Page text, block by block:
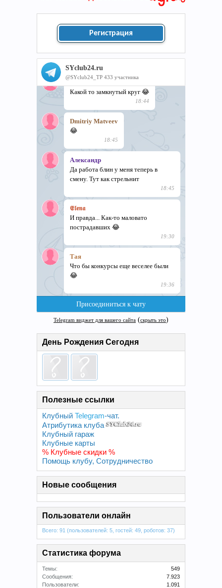
Регистрация
День Рождения Сегодня
Полезные ссылки
Клубный Telegram-чат.
Атрибутика клуба
Клубный гараж
Клубные карты
% Клубные скидки %
Помощь клубу, Сотрудничество
Новые сообщения
Пользователи онлайн
Всего: 91 (пользователей: 5, гостей: 49, роботов: 37)
Статистика форума
Темы:
549
Сообщения:
7.923
Пользователи:
1.091